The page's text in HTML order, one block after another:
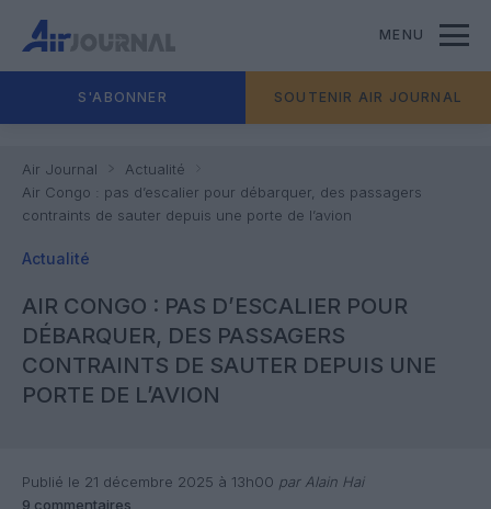
MENU
S'ABONNER SOUTENIR AIR JOURNAL
Air Journal
Actualité
Air Congo : pas d’escalier pour débarquer, des passagers
contraints de sauter depuis une porte de l’avion
Actualité
AIR CONGO : PAS D’ESCALIER POUR
DÉBARQUER, DES PASSAGERS
CONTRAINTS DE SAUTER DEPUIS UNE
PORTE DE L’AVION
Publié le 21 décembre 2025 à 13h00 par Alain Hai
9 commentaires